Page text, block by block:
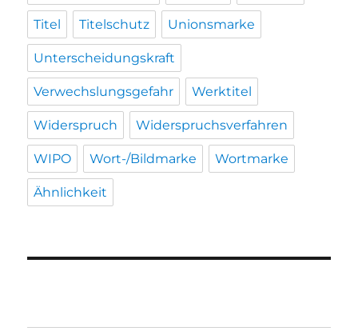
Titel Titelschutz Unionsmarke
Unterscheidungskraft
Verwechslungsgefahr Werktitel
Widerspruch Widerspruchsverfahren
WIPO Wort-/Bildmarke Wortmarke
Ähnlichkeit